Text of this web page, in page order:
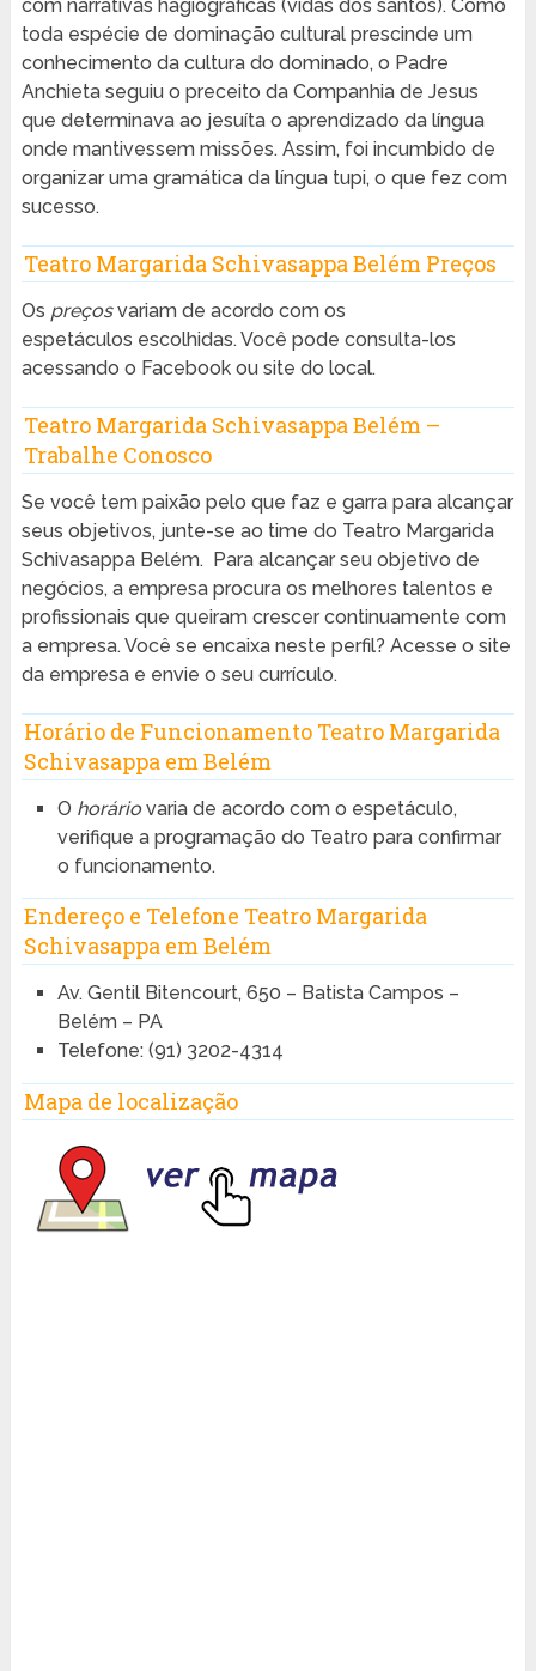
com narrativas hagiográficas (vidas dos santos). Como
toda espécie de dominação cultural prescinde um
conhecimento da cultura do dominado, o Padre
Anchieta seguiu o preceito da Companhia de Jesus
que determinava ao jesuíta o aprendizado da língua
onde mantivessem missões. Assim, foi incumbido de
organizar uma gramática da língua tupi, o que fez com
sucesso.
Teatro Margarida Schivasappa Belém Preços
Os preçosvariam de acordo com os
espetáculos escolhidas. Você pode consulta-los
acessando o Facebook ou site do local.
Teatro Margarida Schivasappa Belém –
Trabalhe Conosco
Se você tem paixão pelo que faz e garra para alcançar
seus objetivos, junte-se ao time do Teatro Margarida
Schivasappa Belém. Para alcançar seu objetivo de
negócios, a empresa procura os melhores talentos e
profissionais que queiram crescer continuamente com
a empresa. Você se encaixa neste perfil? Acesse o site
da empresa e envie o seu currículo.
Horário de Funcionamento Teatro Margarida
Schivasappa em Belém
O horáriovaria de acordo com o espetáculo,
verifique a programação do Teatro para confirmar
o funcionamento.
Endereço e Telefone Teatro Margarida
Schivasappa em Belém
Av. Gentil Bitencourt, 650 – Batista Campos –
Belém – PA
Telefone: (91) 3202-4314
Mapa de localização